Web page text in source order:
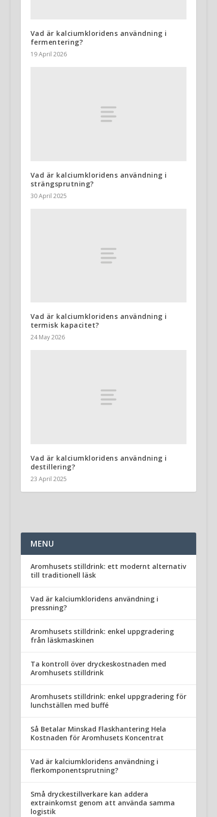
Vad är kalciumkloridens användning i
fermentering?
19 April 2026
Vad är kalciumkloridens användning i
strängsprutning?
30 April 2025
Vad är kalciumkloridens användning i
termisk kapacitet?
24 May 2026
Vad är kalciumkloridens användning i
destillering?
23 April 2025
MENU
Aromhusets stilldrink: ett modernt alternativ
till traditionell läsk
Vad är kalciumkloridens användning i
pressning?
Aromhusets stilldrink: enkel uppgradering
från läskmaskinen
Ta kontroll över dryckeskostnaden med
Aromhusets stilldrink
Aromhusets stilldrink: enkel uppgradering för
lunchställen med buffé
Så Betalar Minskad Flaskhantering Hela
Kostnaden för Aromhusets Koncentrat
Vad är kalciumkloridens användning i
flerkomponentsprutning?
Små dryckestillverkare kan addera
extrainkomst genom att använda samma
logistik